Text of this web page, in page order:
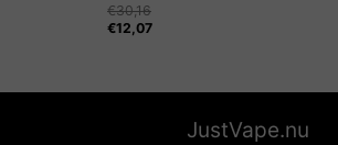
€30,16
€12,07
JustVape.nu